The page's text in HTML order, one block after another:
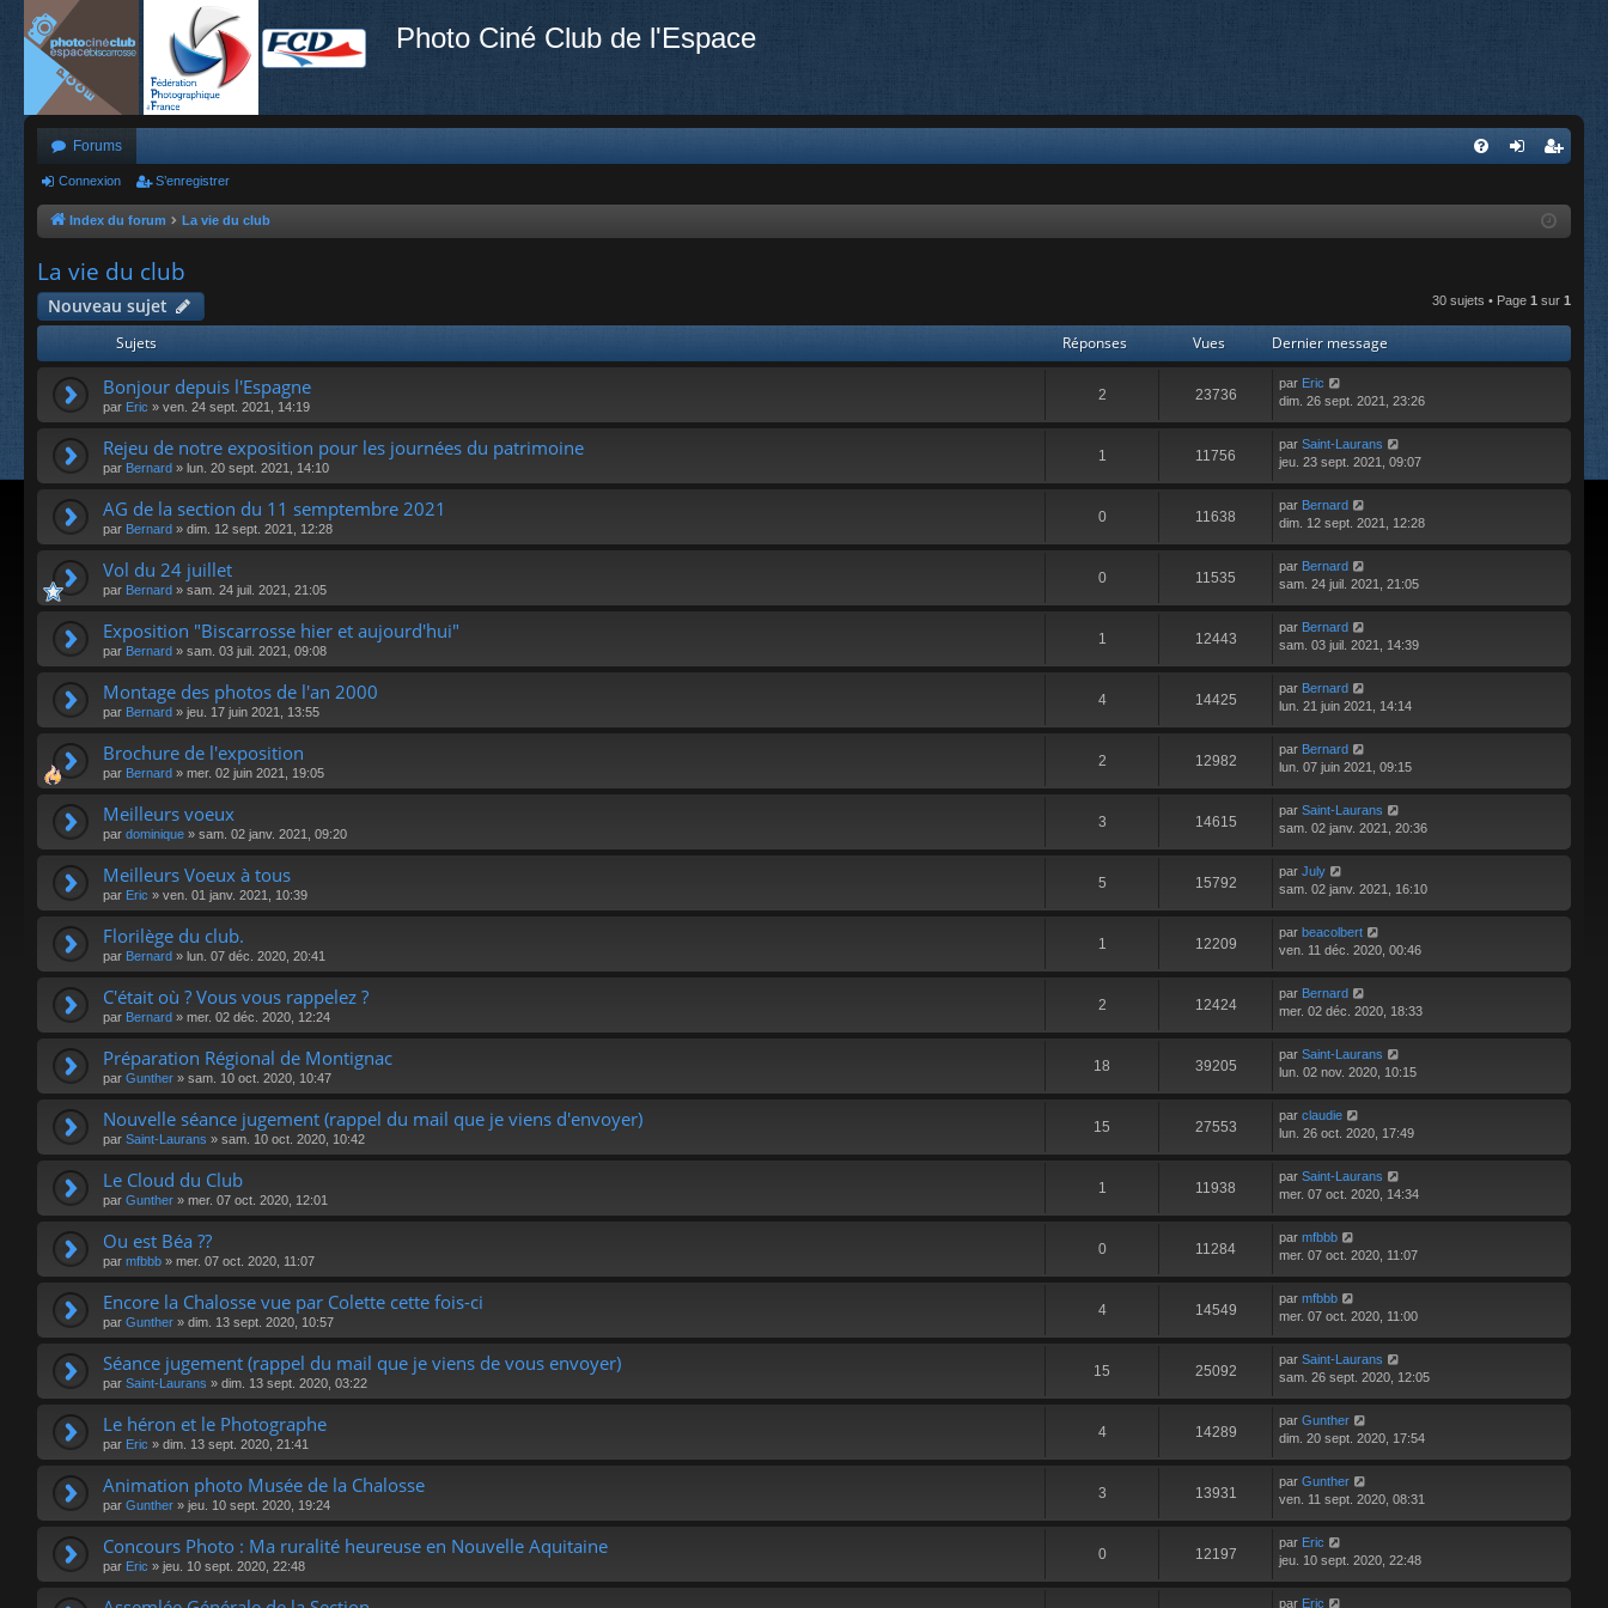
Photo Ciné Club de l'Espace
Forums
nr
re
r
Connexion S’enregistrer
Index du forum La vie du club
La vie du club
Nouveau sujet 30 sujets • Page 1 sur 1
Sujets Réponses Vues Dernier message
Bonjour depuis l'Espagne
par Eric » ven. 24 sept. 2021, 14:19
2 23736
par Eric
dim. 26 sept. 2021, 23:26
Rejeu de notre exposition pour les journées du patrimoine
par Bernard » lun. 20 sept. 2021, 14:10
1 11756
par Saint-Laurans
jeu. 23 sept. 2021, 09:07
AG de la section du 11 semptembre 2021
par Bernard » dim. 12 sept. 2021, 12:28
0 11638
par Bernard
dim. 12 sept. 2021, 12:28
Vol du 24 juillet
par Bernard » sam. 24 juil. 2021, 21:05
0 11535
par Bernard
sam. 24 juil. 2021, 21:05
Exposition "Biscarrosse hier et aujourd'hui"
par Bernard » sam. 03 juil. 2021, 09:08
1 12443
par Bernard
sam. 03 juil. 2021, 14:39
Montage des photos de l'an 2000
par Bernard » jeu. 17 juin 2021, 13:55
4 14425
par Bernard
lun. 21 juin 2021, 14:14
Brochure de l'exposition
par Bernard » mer. 02 juin 2021, 19:05
2 12982
par Bernard
lun. 07 juin 2021, 09:15
Meilleurs voeux
par dominique » sam. 02 janv. 2021, 09:20
3 14615
par Saint-Laurans
sam. 02 janv. 2021, 20:36
Meilleurs Voeux à tous
par Eric » ven. 01 janv. 2021, 10:39
5 15792
par July
sam. 02 janv. 2021, 16:10
Florilège du club.
par Bernard » lun. 07 déc. 2020, 20:41
1 12209
par beacolbert
ven. 11 déc. 2020, 00:46
C'était où ? Vous vous rappelez ?
par Bernard » mer. 02 déc. 2020, 12:24
2 12424
par Bernard
mer. 02 déc. 2020, 18:33
Préparation Régional de Montignac
par Gunther » sam. 10 oct. 2020, 10:47
18 39205
par Saint-Laurans
lun. 02 nov. 2020, 10:15
Nouvelle séance jugement (rappel du mail que je viens d'envoyer)
par Saint-Laurans » sam. 10 oct. 2020, 10:42
15 27553
par claudie
lun. 26 oct. 2020, 17:49
Le Cloud du Club
par Gunther » mer. 07 oct. 2020, 12:01
1 11938
par Saint-Laurans
mer. 07 oct. 2020, 14:34
Ou est Béa ??
par mfbbb » mer. 07 oct. 2020, 11:07
0 11284
par mfbbb
mer. 07 oct. 2020, 11:07
Encore la Chalosse vue par Colette cette fois-ci
par Gunther » dim. 13 sept. 2020, 10:57
4 14549
par mfbbb
mer. 07 oct. 2020, 11:00
Séance jugement (rappel du mail que je viens de vous envoyer)
par Saint-Laurans » dim. 13 sept. 2020, 03:22
15 25092
par Saint-Laurans
sam. 26 sept. 2020, 12:05
Le héron et le Photographe
par Eric » dim. 13 sept. 2020, 21:41
4 14289
par Gunther
dim. 20 sept. 2020, 17:54
Animation photo Musée de la Chalosse
par Gunther » jeu. 10 sept. 2020, 19:24
3 13931
par Gunther
ven. 11 sept. 2020, 08:31
Concours Photo : Ma ruralité heureuse en Nouvelle Aquitaine
par Eric » jeu. 10 sept. 2020, 22:48
0 12197
par Eric
jeu. 10 sept. 2020, 22:48
par Eric